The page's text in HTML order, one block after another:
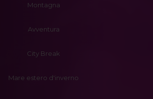
Montagna
Avventura
City Break
Mare estero d'inverno